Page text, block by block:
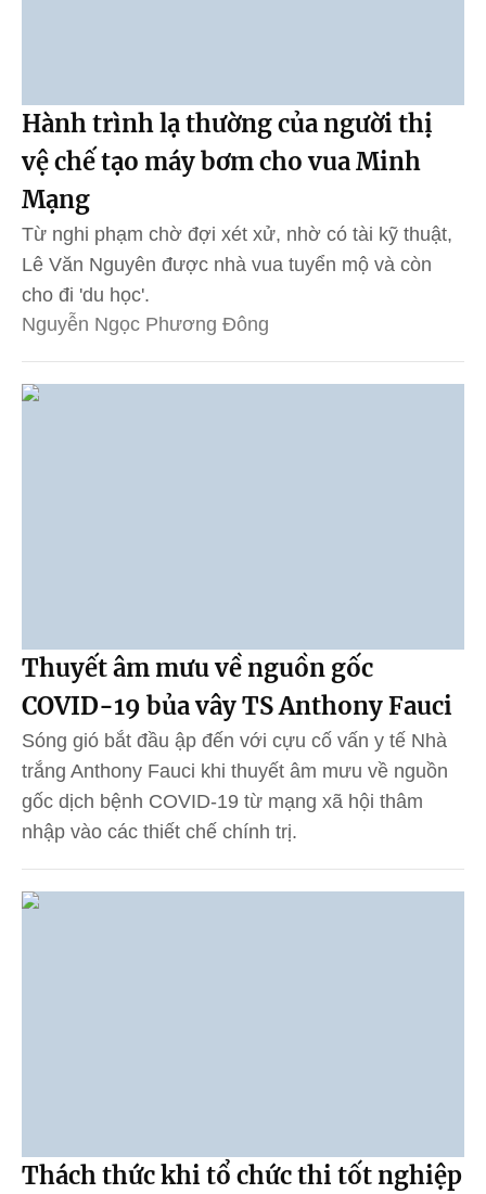
Hành trình lạ thường của người thị
vệ chế tạo máy bơm cho vua Minh
Mạng
Từ nghi phạm chờ đợi xét xử, nhờ có tài kỹ thuật,
Lê Văn Nguyên được nhà vua tuyển mộ và còn
cho đi 'du học'.
Nguyễn Ngọc Phương Đông
Thuyết âm mưu về nguồn gốc
COVID-19 bủa vây TS Anthony Fauci
Sóng gió bắt đầu ập đến với cựu cố vấn y tế Nhà
trắng Anthony Fauci khi thuyết âm mưu về nguồn
gốc dịch bệnh COVID-19 từ mạng xã hội thâm
nhập vào các thiết chế chính trị.
Thách thức khi tổ chức thi tốt nghiệp